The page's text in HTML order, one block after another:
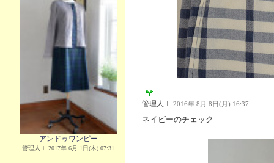
アンドゥワンピー
管理人Ｉ 2017年 6月 1日(木) 07:31
管理人Ｉ 2016年 8月 8日(月) 16:37
ネイビーのチェック